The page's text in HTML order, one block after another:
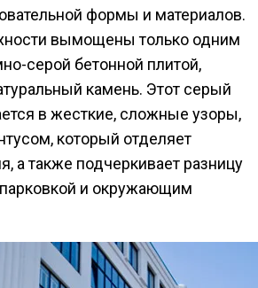
формы и материалов.
вымощены только одним
серой бетонной плитой,
камень. Этот серый
в жесткие, сложные узоры,
который отделяет
а также подчеркивает разницу
и окружающим